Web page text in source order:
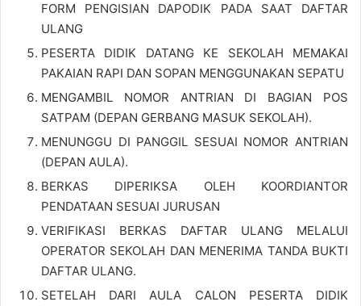
FORM PENGISIAN DAPODIK PADA SAAT DAFTAR
ULANG
PESERTA DIDIK DATANG KE SEKOLAH MEMAKAI
PAKAIAN RAPI DAN SOPAN MENGGUNAKAN SEPATU
MENGAMBIL NOMOR ANTRIAN DI BAGIAN POS
SATPAM (DEPAN GERBANG MASUK SEKOLAH).
MENUNGGU DI PANGGIL SESUAI NOMOR ANTRIAN
(DEPAN AULA).
BERKAS DIPERIKSA OLEH KOORDIANTOR
PENDATAAN SESUAI JURUSAN
VERIFIKASI BERKAS DAFTAR ULANG MELALUI
OPERATOR SEKOLAH DAN MENERIMA TANDA BUKTI
DAFTAR ULANG.
SETELAH DARI AULA CALON PESERTA DIDIK